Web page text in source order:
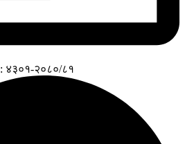
: ४३०१-२०८०/८१